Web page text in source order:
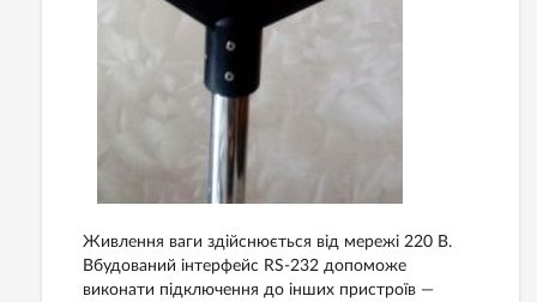
Живлення ваги здійснюється від мережі 220 В.
Вбудований інтерфейс RS-232 допоможе
виконати підключення до інших пристроїв —